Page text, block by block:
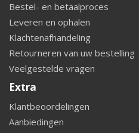
Bestel- en betaalproces
Leveren en ophalen
Klachtenafhandeling
Retourneren van uw bestelling
Veelgestelde vragen
Extra
Klantbeoordelingen
Aanbiedingen